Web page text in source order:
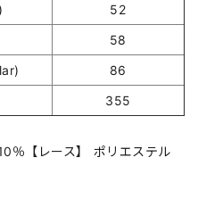
52
58
86
355
％【レース】 ポリエステル